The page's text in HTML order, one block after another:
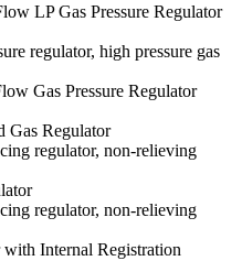
LP Gas Pressure Regulator
regulator, high pressure gas
Gas Pressure Regulator
Gas Regulator
regulator, non-relieving
regulator, non-relieving
with Internal Registration